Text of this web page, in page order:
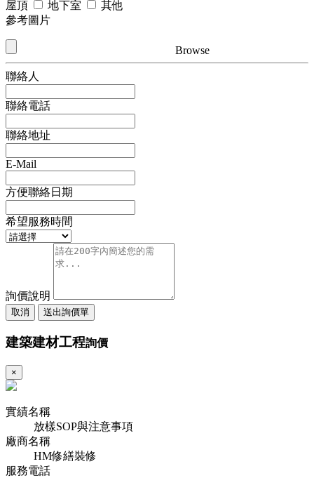
屋頂
地下室
其他
參考圖片
Browse
聯絡人
聯絡電話
聯絡地址
E-Mail
方便聯絡日期
希望服務時間
詢價說明
取消 送出詢價單
建築建材工程詢價
×
實績名稱
放樣SOP與注意事項
廠商名稱
HM修繕裝修
服務電話